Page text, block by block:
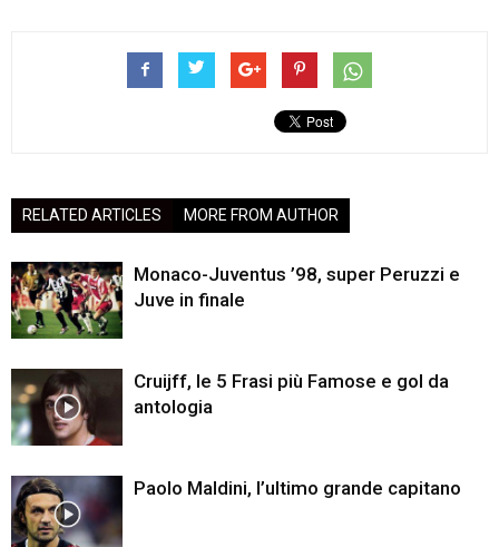
RELATED ARTICLES MORE FROM AUTHOR
Monaco-Juventus ’98, super Peruzzi e
Juve in finale
Cruijff, le 5 Frasi più Famose e gol da
antologia
Paolo Maldini, l’ultimo grande capitano